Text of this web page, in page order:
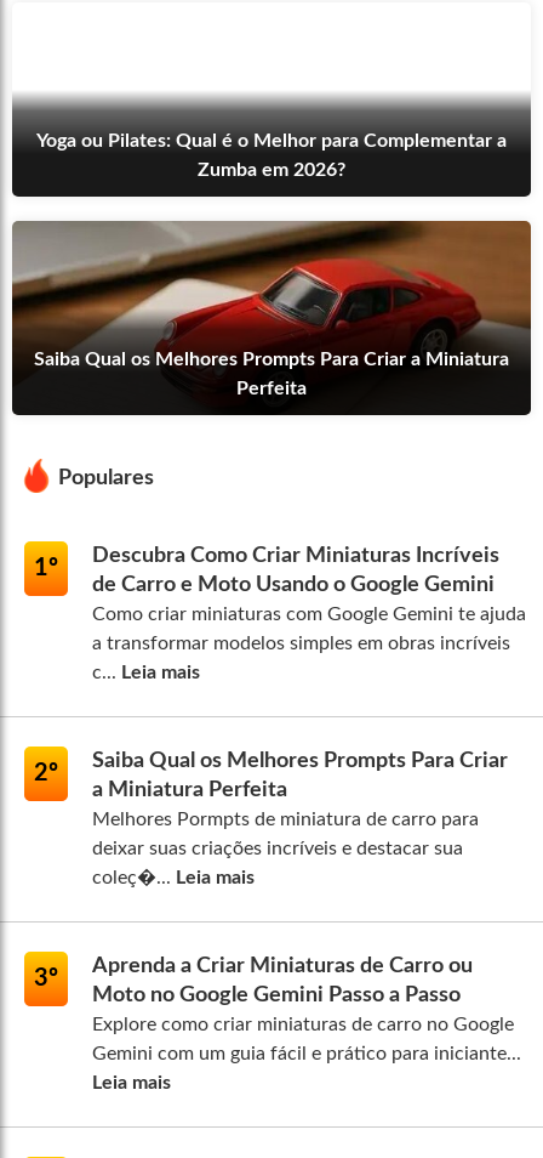
Yoga ou Pilates: Qual é o Melhor para Complementar a
Zumba em 2026?
Saiba Qual os Melhores Prompts Para Criar a Miniatura
Perfeita
Populares
1º
Descubra Como Criar Miniaturas Incríveis
de Carro e Moto Usando o Google Gemini
Como criar miniaturas com Google Gemini te ajuda
a transformar modelos simples em obras incríveis
c... Leia mais
2º
Saiba Qual os Melhores Prompts Para Criar
a Miniatura Perfeita
Melhores Pormpts de miniatura de carro para
deixar suas criações incríveis e destacar sua
coleç�... Leia mais
3º
Aprenda a Criar Miniaturas de Carro ou
Moto no Google Gemini Passo a Passo
Explore como criar miniaturas de carro no Google
Gemini com um guia fácil e prático para iniciante...
Leia mais